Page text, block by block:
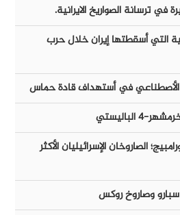
ترسانة الصواريخ الايرانية.
التي أسقطتها إيران خلال حرب
الأصطناعي في أستهداف قادة حماس
الصاروخان الإسرائيليان الأكثر
وصاروخ روكس